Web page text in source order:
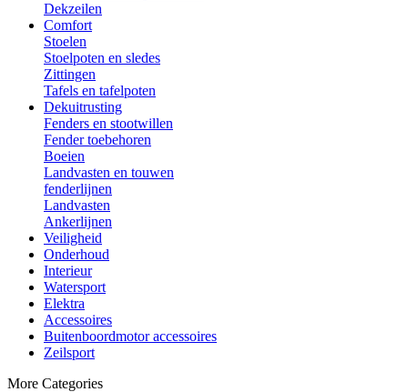
Dekzeilen
Comfort
Stoelen
Stoelpoten en sledes
Zittingen
Tafels en tafelpoten
Dekuitrusting
Fenders en stootwillen
Fender toebehoren
Boeien
Landvasten en touwen
fenderlijnen
Landvasten
Ankerlijnen
Veiligheid
Onderhoud
Interieur
Watersport
Elektra
Accessoires
Buitenboordmotor accessoires
Zeilsport
More Categories